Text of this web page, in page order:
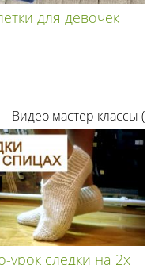
для девочек
Видео мастер классы (
урок следки на 2х